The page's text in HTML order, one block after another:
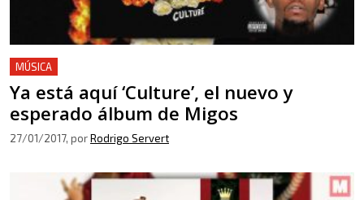
MÚSICA
Ya está aquí ‘Culture’, el nuevo y
esperado álbum de Migos
27/01/2017, porRodrigo Servert